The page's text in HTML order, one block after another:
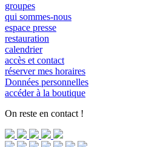
groupes
qui sommes-nous
espace presse
restauration
calendrier
accès et contact
réserver mes horaires
Données personnelles
accéder à la boutique
On reste en contact !